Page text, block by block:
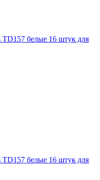
белые 16 штук для
белые 16 штук для